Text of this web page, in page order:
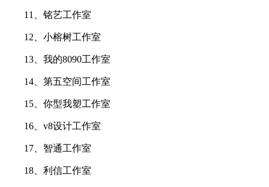
11、铭艺工作室
12、小榕树工作室
13、我的8090工作室
14、第五空间工作室
15、你型我塑工作室
16、v8设计工作室
17、智通工作室
18、利信工作室